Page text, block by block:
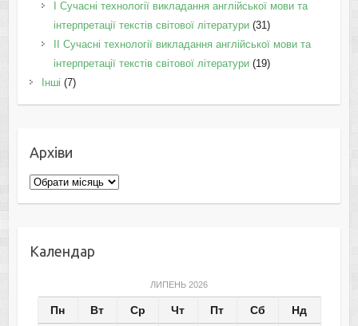
I Cучасні технології викладання англійської мови та
інтерпретації текстів світової літератури(31)
II Cучасні технології викладання англійської мови та
інтерпретації текстів світової літератури(19)
Інші (7)
Архіви
Архіви
Календар
ЛИПЕНЬ 2026
Пн Вт Ср Чт Пт Сб Нд